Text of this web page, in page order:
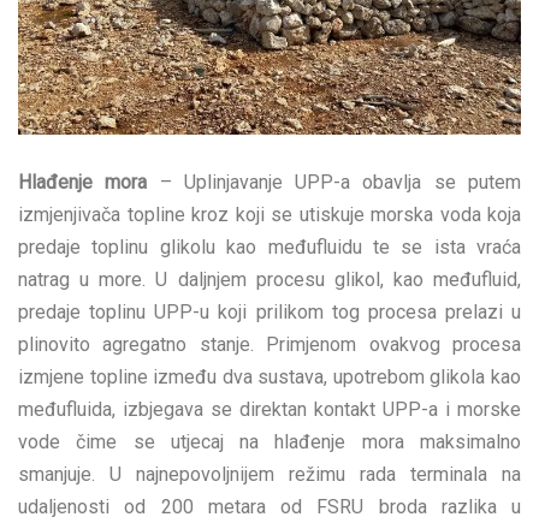
Hlađenje mora – Uplinjavanje UPP-a obavlja se putem
izmjenjivača topline kroz koji se utiskuje morska voda koja
predaje toplinu glikolu kao međufluidu te se ista vraća
natrag u more. U daljnjem procesu glikol, kao međufluid,
predaje toplinu UPP-u koji prilikom tog procesa prelazi u
plinovito agregatno stanje. Primjenom ovakvog procesa
izmjene topline između dva sustava, upotrebom glikola kao
međufluida, izbjegava se direktan kontakt UPP-a i morske
vode čime se utjecaj na hlađenje mora maksimalno
smanjuje. U najnepovoljnijem režimu rada terminala na
udaljenosti od 200 metara od FSRU broda razlika u